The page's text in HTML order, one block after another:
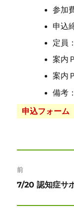
参加
申込
定員
案内
案内
備考
申込フォーム
稿
前
前
7/20 認知症サ